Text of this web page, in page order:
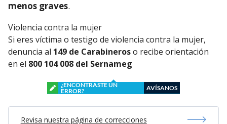
menos graves.
Violencia contra la mujer
Si eres víctima o testigo de violencia contra la mujer,
denuncia al 149 de Carabineroso recibe orientación
en el 800 104 008 del Sernameg
¿ENCONTRASTE UN
ERROR?
AVÍSANOS
Revisa nuestra página de correcciones